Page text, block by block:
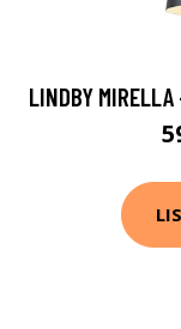
LINDBY